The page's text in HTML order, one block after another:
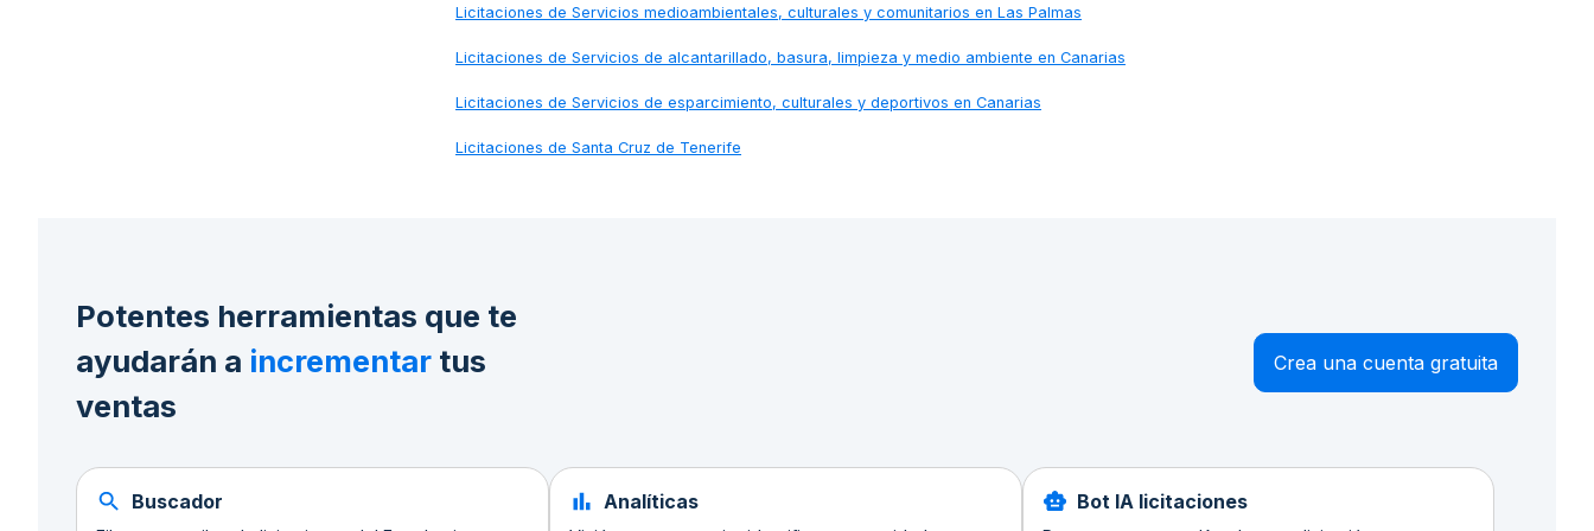
Licitaciones de Servicios medioambientales, culturales y comunitarios en Las Palmas
Licitaciones de Servicios de alcantarillado, basura, limpieza y medio ambiente en Canarias
Licitaciones de Servicios de esparcimiento, culturales y deportivos en Canarias
Licitaciones de Santa Cruz de Tenerife
Potentes herramientas que te
ayudarán a incrementar tus
ventas
Crea una cuenta gratuita
Buscador Analíticas Bot IA licitaciones